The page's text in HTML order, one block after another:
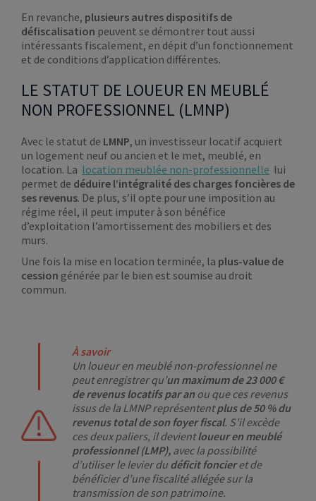
En revanche, plusieurs autres dispositifs de
défiscalisation peuvent se démontrer tout aussi
intéressants fiscalement, en dépit d’un fonctionnement
et de conditions d’application différentes.
LE STATUT DE LOUEUR EN MEUBLÉ
NON PROFESSIONNEL (LMNP)
Avec le statut de LMNP, un investisseur locatif acquiert
un logement neuf ou ancien et le met, meublé, en
location. La location meublée non-professionnelle lui
permet de déduire l’intégralité des charges foncières de
ses revenus. De plus, s’il opte pour une imposition au
régime réel, il peut imputer à son bénéfice
d’exploitation l’amortissement des mobiliers et des
murs.
Une fois la mise en location terminée, la plus-value de
cession générée par le bien est soumise au droit
commun.
À savoir
Un loueur en meublé non-professionnel ne
peut enregistrer qu’un maximum de 23 000 €
de revenus locatifs par an ou que ces revenus
issus de la LMNP représententplus de 50 % du
revenus total de son foyer fiscal. S’il excède
ces deux paliers, il devientloueur en meublé
professionnel (LMP), avec la possibilité
d’utiliser le levier du déficit foncieret de
bénéficier d’une fiscalité allégée sur la
transmission de son patrimoine.